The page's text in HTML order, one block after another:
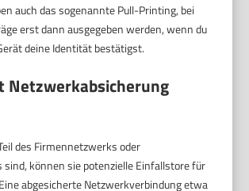
auch das sogenannte Pull-Printing, bei
erst dann ausgegeben werden, wenn du
deine Identität bestätigst.
Netzwerkabsicherung
des Firmennetzwerks oder
können sie potenzielle Einfallstore für
abgesicherte Netzwerkverbindung etwa